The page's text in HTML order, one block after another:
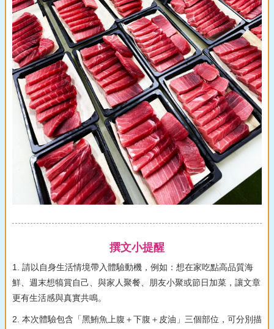
撰文小提醒
1. 請以自身生活情境帶入體驗動機，例如：想在家吃點高品質海
鮮、週末想犒賞自己、與家人聚餐、朋友小聚或節日加菜，讓文章
更有生活感與真實共鳴。
2. 本次體驗包含「黑鮪魚上腹＋下腹＋皮油」三個部位，可分別描